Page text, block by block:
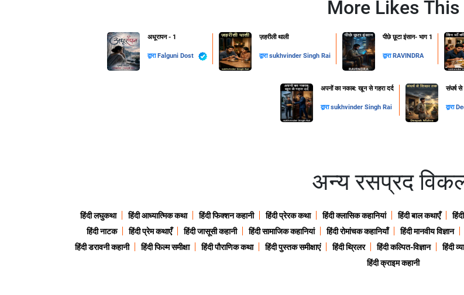
More Likes This
अधूरापन - 1
द्वारा Falguni Dost
ज़हरीली थाली
द्वाराsukhvinder Singh Rai
पीछे छूटा इंसान- भाग 1
द्वारा RAVINDRA
अपनों का नकाब: खून से गहरा दर्द
द्वाराsukhvinder Singh Rai
संघर्ष
द्वारा
अन्य रसप्रद
हिंदी लघुकथा हिंदी आध्यात्मिक कथा हिंदी फिक्शन कहानी हिंदी प्रेरक कथा हिंदी क्लासिक कहानियां हिंदी बाल कथाएँ
हिंदी नाटक
हिंदी प्रेम कथाएँ हिंदी जासूसी कहानी हिंदी सामाजिक कहानियां हिंदी रोमांचक कहानियाँ हिंदी मानवीय विज्ञान
हिंदी डरावनी कहानी
हिंदी फिल्म समीक्षा हिंदी पौराणिक कथा हिंदी पुस्तक समीक्षाएं हिंदी थ्रिलर हिंदी कल्पित-विज्ञान हिंदी
हिंदी क्राइम कहानी